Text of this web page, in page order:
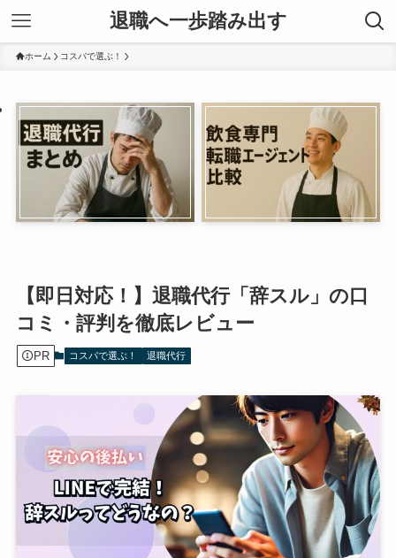
退職へ一歩踏み出す
ホーム コスパで選ぶ！
【即日対応！】退職代行「辞スル」の口
コミ・評判を徹底レビュー
PR コスパで選ぶ！ 退職代行